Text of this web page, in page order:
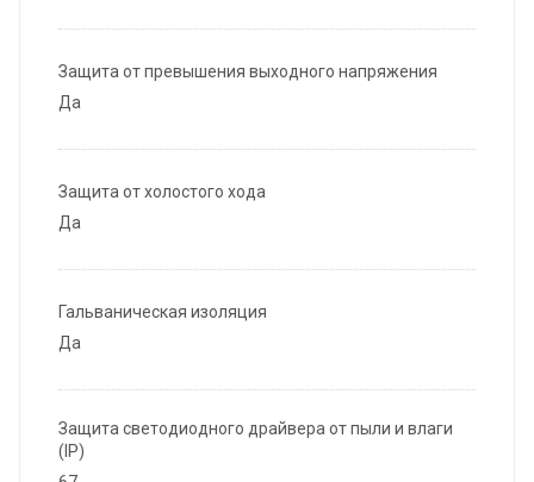
Защита от превышения выходного напряжения
Да
Защита от холостого хода
Да
Гальваническая изоляция
Да
Защита светодиодного драйвера от пыли и влаги
(IP)